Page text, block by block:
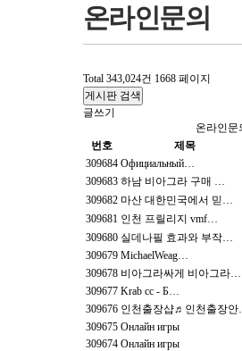
온라인문의
Total 343,024건 1668 페이지
게시판 검색
글쓰기
온라인문
번호
제목
309684 Официальный…
309683 하남 비아그라 구매 …
309682 마산 대한민국에서 믿…
309681 인천 프릴리지 vmf…
309680 실데나필 효과와 부작…
309679 MichaelWeag…
309678 비아그라싸게 비아그라…
309677 Krab cc - Б…
309676 인천출장샵♬인천출장
309675 Онлайн игры
309674 Онлайн игры